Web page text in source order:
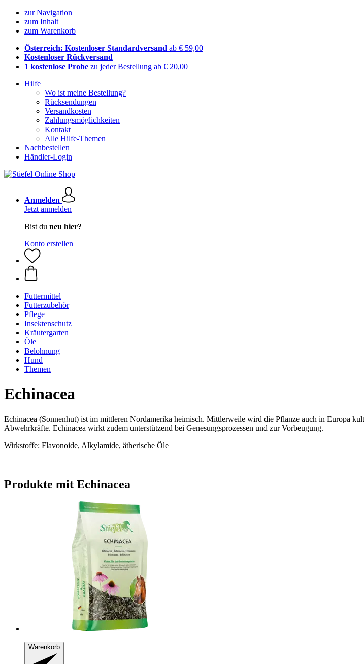
zur Navigation
zum Inhalt
zum Warenkorb
Österreich: Kostenloser Standardversand ab € 59,00
Kostenloser Rückversand
1 kostenlose Probe zu jeder Bestellung ab € 20,00
Hilfe
Wo ist meine Bestellung?
Rücksendungen
Versandkosten
Zahlungsmöglichkeiten
Kontakt
Alle Hilfe-Themen
Nachbestellen
Händler-Login
Anmelden
Jetzt anmelden
Bist du neu hier?
Konto erstellen
Futtermittel
Futterzubehör
Pflege
Insektenschutz
Kräutergarten
Öle
Belohnung
Hund
Themen
Echinacea
Echinacea (Sonnenhut) ist im mittleren Nordamerika heimisch. Mittlerweile wird die Pflanze auch in Europa
Abwehrkräfte. Echinacea wirkt zudem unterstützend bei Genesungsprozessen und zur Vorbeugung.
Wirkstoffe: Flavonoide, Alkylamide, ätherische Öle
Produkte mit Echinacea
Warenkorb